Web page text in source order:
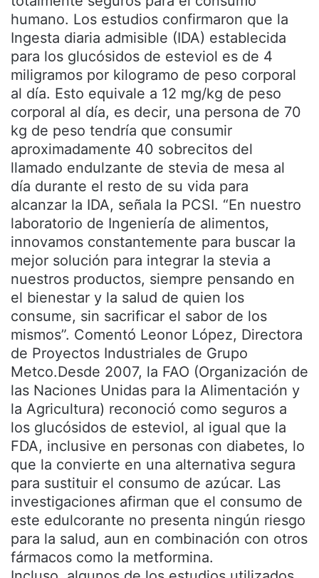
humano. Los estudios confirmaron que la
Ingesta diaria admisible (IDA) establecida
para los glucósidos de esteviol es de 4
miligramos por kilogramo de peso corporal
al día. Esto equivale a 12 mg/kg de peso
corporal al día, es decir, una persona de 70
kg de peso tendría que consumir
aproximadamente 40 sobrecitos del
llamado endulzante de stevia de mesa al
día durante el resto de su vida para
alcanzar la IDA, señala la PCSI. “En nuestro
laboratorio de Ingeniería de alimentos,
innovamos constantemente para buscar la
mejor solución para integrar la stevia a
nuestros productos, siempre pensando en
el bienestar y la salud de quien los
consume, sin sacrificar el sabor de los
mismos”. Comentó Leonor López, Directora
de Proyectos Industriales de Grupo
Metco.Desde 2007, la FAO (Organización de
las Naciones Unidas para la Alimentación y
la Agricultura) reconoció como seguros a
los glucósidos de esteviol, al igual que la
FDA, inclusive en personas con diabetes, lo
que la convierte en una alternativa segura
para sustituir el consumo de azúcar. Las
investigaciones afirman que el consumo de
este edulcorante no presenta ningún riesgo
para la salud, aun en combinación con otros
fármacos como la metformina.